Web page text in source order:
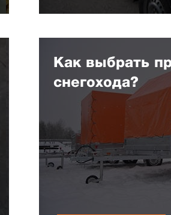
Как выбрать
снегохода?